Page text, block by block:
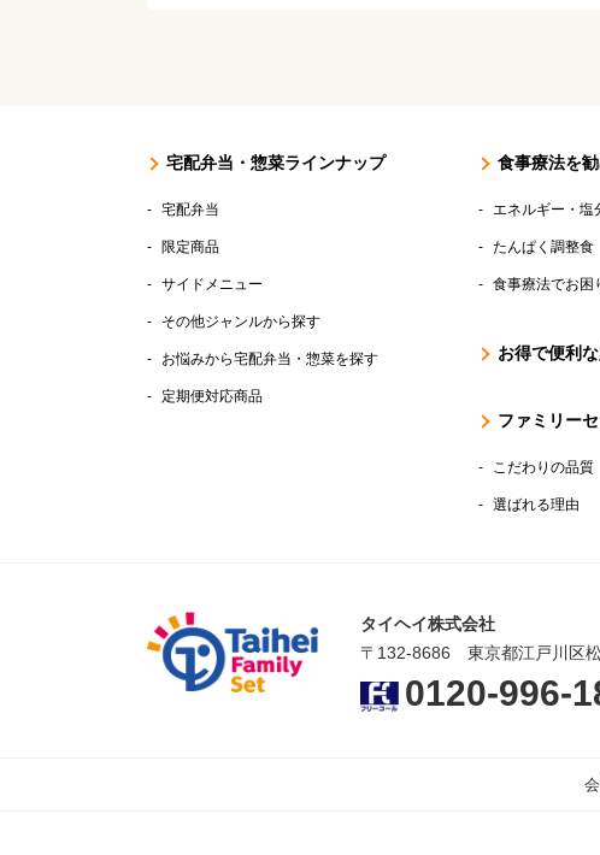
宅配弁当・惣菜ラインナップ
宅配弁当
限定商品
サイドメニュー
その他ジャンルから探す
お悩みから宅配弁当・惣菜を探す
定期便対応商品
食事療法を
エネルギー・塩
たんぱく調整食
食事療法でお困
お得で便利
ファミリー
こだわりの品質
選ばれる理由
タイヘイ株式会社
〒132-8686 東京都江戸川区
0120-996-